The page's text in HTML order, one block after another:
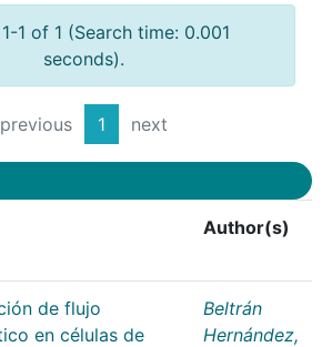
1 of 1 (Search time: 0.001
seconds).
previous 1 next
Author(s)
de flujo
en células de
Beltrán
Hernández,